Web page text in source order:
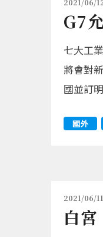
G7
七大工
將會對
國並訂
國外
2021/06/11
白